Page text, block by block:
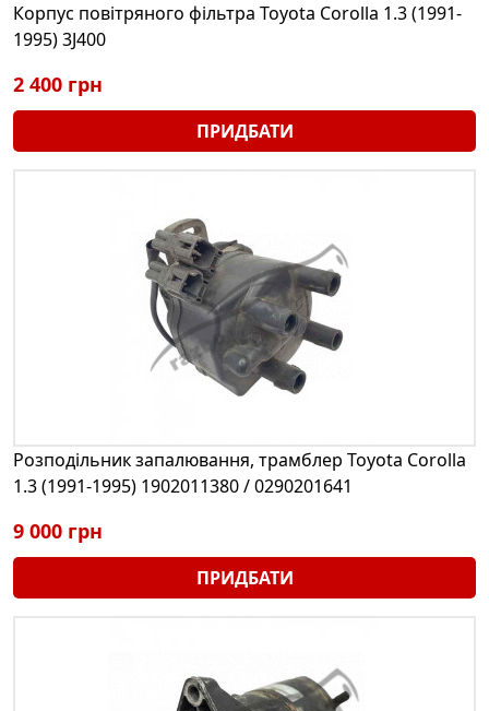
Корпус повітряного фільтра Toyota Corolla 1.3 (1991-
1995) 3J400
2 400 грн
ПРИДБАТИ
Розподільник запалювання, трамблер Toyota Corolla
1.3 (1991-1995) 1902011380 / 0290201641
9 000 грн
ПРИДБАТИ